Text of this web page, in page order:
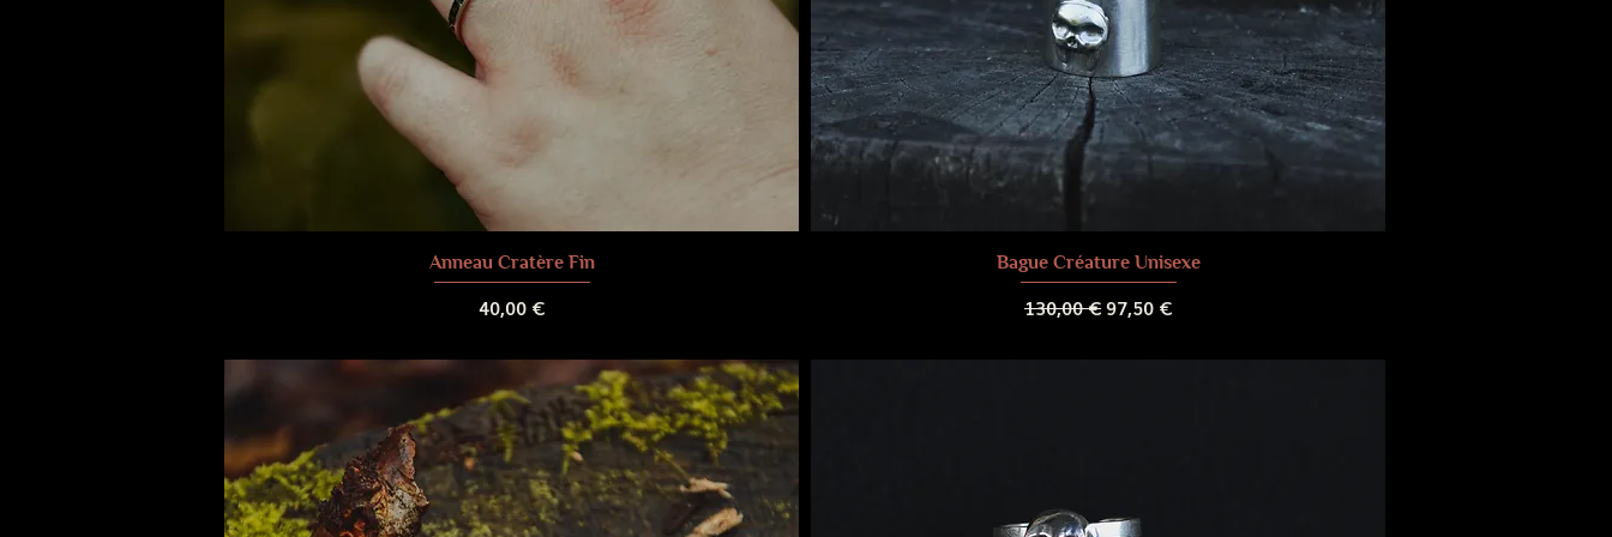
Anneau Cratère Fin
Prix
40,00 €
Bague Créature Unisexe
Prix original
130,00 €Prix promotionnel
97,50 €